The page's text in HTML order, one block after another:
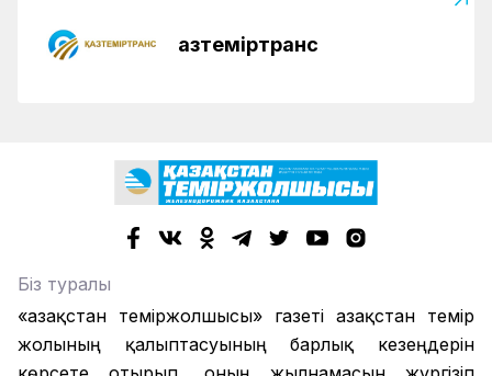
Қазтеміртранс
Біз туралы
«Қазақстан теміржолшысы» газеті Қазақстан темір
жолының қалыптасуының барлық кезеңдерін